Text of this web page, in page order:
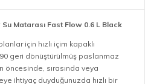
Matarası Fast Flow 0.6 L Black
için hızlı içim kapaklı
geri dönüştürülmüş paslanmaz
öncesinde, sırasında veya
ihtiyaç duyduğunuzda hızlı bir